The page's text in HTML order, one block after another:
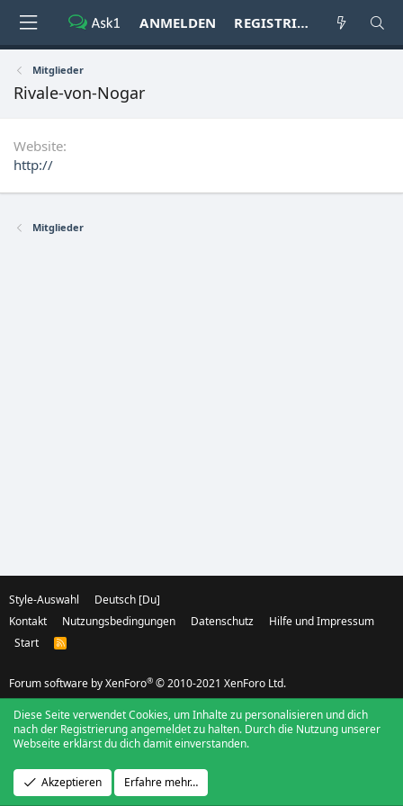
ANMELDEN REGISTRIEREN
Mitglieder
Rivale-von-Nogar
Website
http://
Mitglieder
Style-Auswahl
Deutsch [Du]
Kontakt
Nutzungsbedingungen Datenschutz
Hilfe und Impressum
Start
R
S
Forum software by XenForo® © 2010-2021 XenForo Ltd.
Diese Seite verwendet Cookies, um Inhalte zu personalisieren und dich
nach der Registrierung angemeldet zu halten. Durch die Nutzung unserer
Webseite erklärst du dich damit einverstanden.
Akzeptieren Erfahre mehr…